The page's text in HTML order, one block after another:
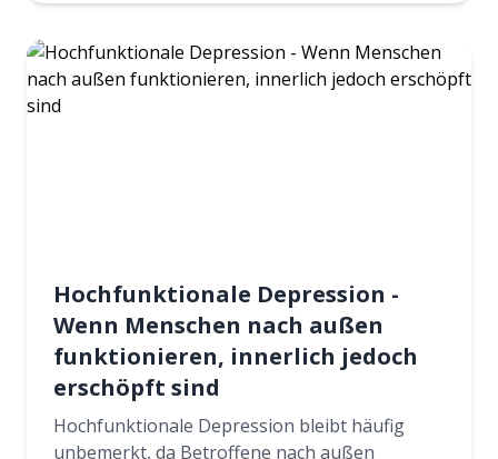
Hochfunktionale Depression -
Wenn Menschen nach außen
funktionieren, innerlich jedoch
erschöpft sind
Hochfunktionale Depression bleibt häufig
unbemerkt, da Betroffene nach außen